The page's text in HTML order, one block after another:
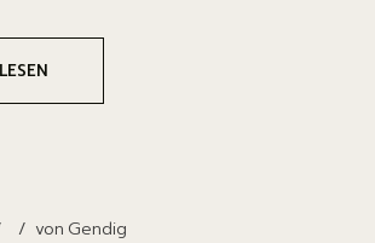
von Gendig